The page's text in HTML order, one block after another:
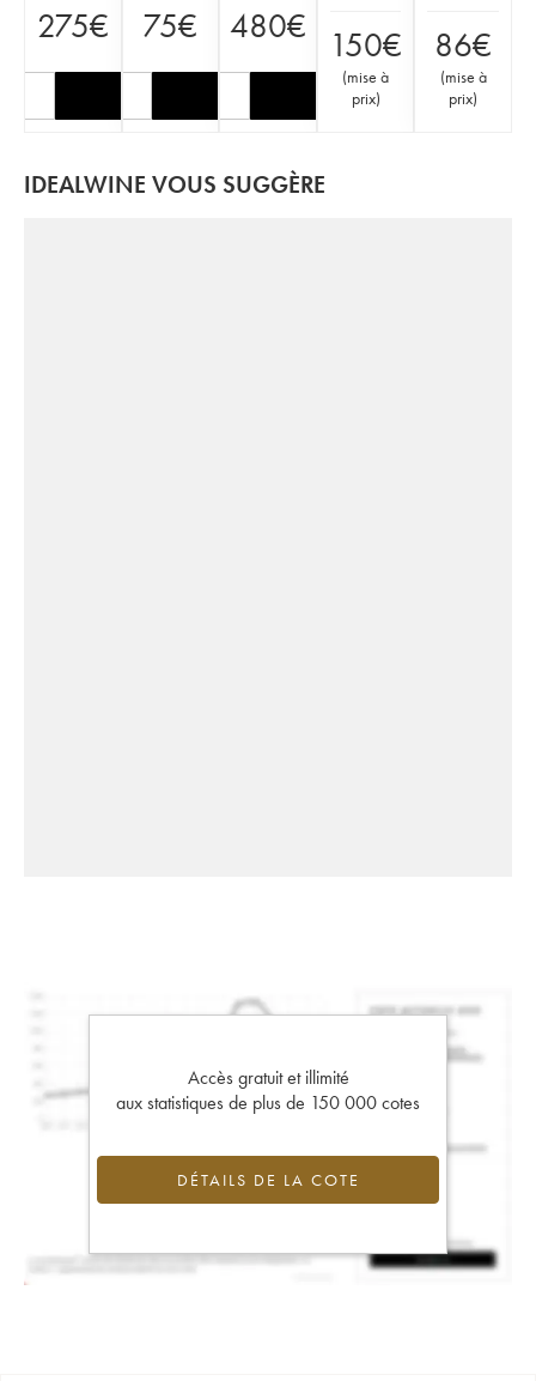
275€ 75€ 480€ 150€
(mise à
prix)
86€
(mise à
prix)
IDEALWINE VOUS SUGGÈRE
Accès gratuit et illimité
aux statistiques de plus de 150 000 cotes
DÉTAILS DE LA COTE